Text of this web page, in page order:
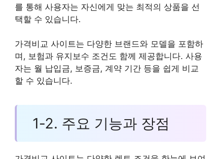
를 통해 사용자는 자신에게 맞는 최적의 상품을 선
택할 수 있습니다.
가격비교 사이트는 다양한 브랜드와 모델을 포함하
며, 보험과 유지보수 조건도 함께 제공합니다. 사용
자는 월 납입금, 보증금, 계약 기간 등을 쉽게 비교
할 수 있습니다.
1-2. 주요 기능과 장점